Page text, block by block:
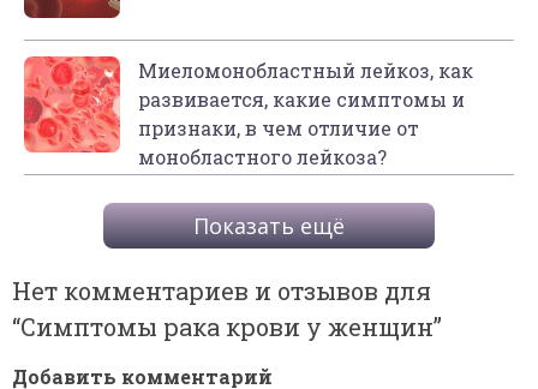
Миеломонобластный лейкоз, как
развивается, какие симптомы и
признаки, в чем отличие от
монобластного лейкоза?
Показать ещё
Нет комментариев и отзывов для
“Симптомы рака крови у женщин”
Добавить комментарий